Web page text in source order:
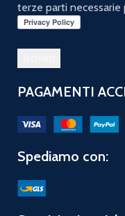
terze parti necessarie
PAGAMENTI
Spediamo con: